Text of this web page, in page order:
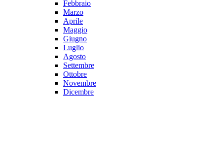
Febbraio
Marzo
Aprile
Maggio
Giugno
Luglio
Agosto
Settembre
Ottobre
Novembre
Dicembre